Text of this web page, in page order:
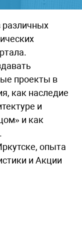
проекты в
как наследие
и
и как
опыта
и Акции